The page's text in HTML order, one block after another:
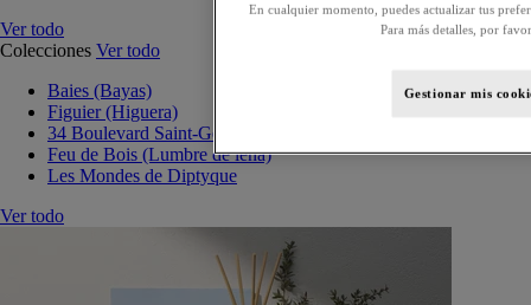
Ver todo
Colecciones Ver todo
Baies (Bayas)
Figuier (Higuera)
34 Boulevard Saint-Germain
Feu de Bois (Lumbre de leña)
Les Mondes de Diptyque
Ver todo
En cualquier momento, puedes actualizar tus
Para más detalles, por
Gestionar mis